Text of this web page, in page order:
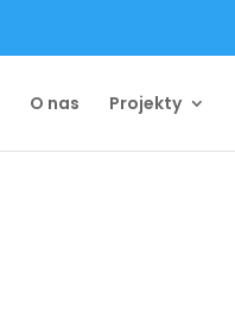
O nas Projekty